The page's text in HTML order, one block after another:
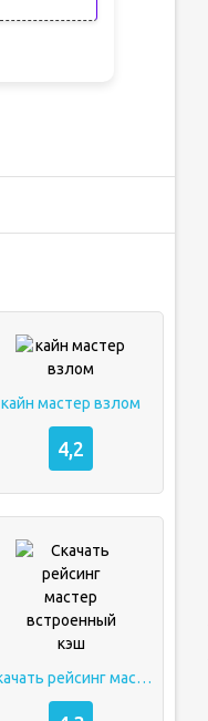
кайн мастер взлом
4,2
Скачать рейсинг мастер встроенный кэш